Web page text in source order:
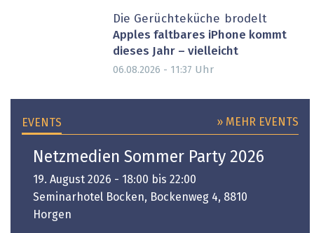
Die Gerüchteküche brodelt
Apples faltbares iPhone kommt
dieses Jahr – vielleicht
06.08.2026 - 11:37 Uhr
EVENTS » MEHR EVENTS
Netzmedien Sommer Party 2026
19. August 2026 - 18:00 bis 22:00
Seminarhotel Bocken, Bockenweg 4, 8810
Horgen